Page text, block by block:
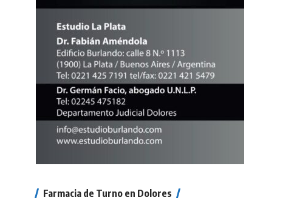
Farmacia de Turno en Dolores